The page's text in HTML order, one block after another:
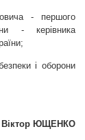
- першого
- керівника
і оборони
Віктор ЮЩЕНКО